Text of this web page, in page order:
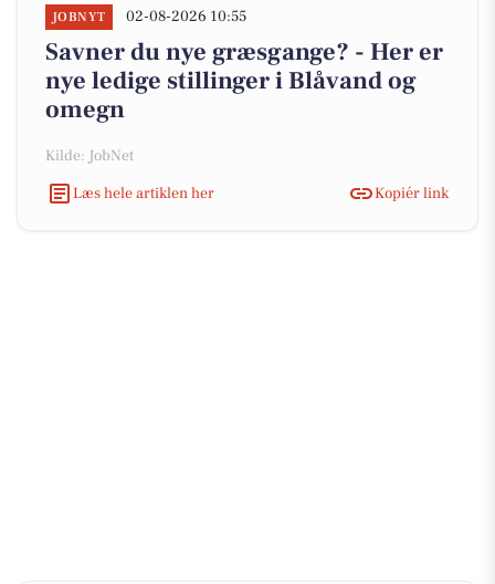
JOBNYT 02-08-2026 10:55
Savner du nye græsgange? - Her er
nye ledige stillinger i Blåvand og
omegn
Kilde: JobNet
Læs hele artiklen her
Kopiér link